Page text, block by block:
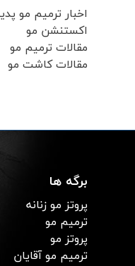
اخبار ترمیم مو
اکستنشن مو
مقالات ترمیم مو
مقالات کاشت مو
برگه ها
پروتز مو زنانه
ترمیم مو
پروتز مو
ترمیم مو آقایان